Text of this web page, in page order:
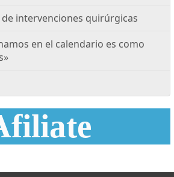
intervenciones quirúrgicas
en el calendario es como